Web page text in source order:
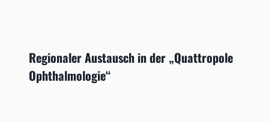
Regionaler Austausch in der „Quattropole
Ophthalmologie“